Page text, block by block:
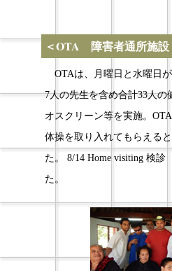
＜OTA 障害者通所施設
OTAは、月曜日と水曜日が
7人の先生を含め合計33人
オスクリーン等を実施。
体操を取り入れてもらえる
た。 8/14 Home visiting 検
た。